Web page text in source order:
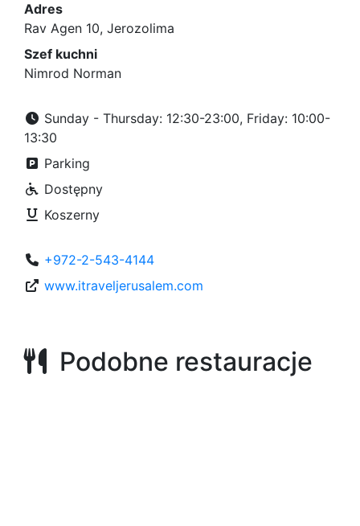
Adres
Rav Agen 10, Jerozolima
Szef kuchni
Nimrod Norman
Sunday - Thursday: 12:30-23:00, Friday: 10:00-
13:30
Parking
Dostępny
Koszerny
+972-2-543-4144
www.itraveljerusalem.com
Podobne restauracje